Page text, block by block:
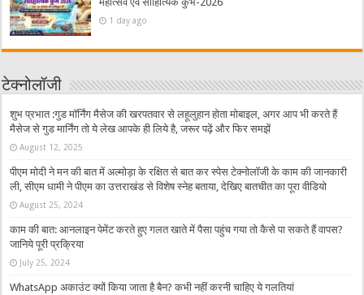
1 day ago
टेक्नोलॉजी
शुभ प्रभात :गुड मॉर्निंग मैसेज की खरपतवार से लहूलुहान होता मोबाइल, अगर आप भी करते हैं
मैसेज से गुड मार्निंग तो ये लेख आपके ही लिये है, जरूर पढ़ें और फिर समझें
August 12, 2025
पीएम मोदी ने मन की बात में अल्मोड़ा के रक्षित से बात कर स्पेस टेक्नोलॉजी के काम की जानकारी
ली, सीएम धामी ने पीएम का उत्तराखंड से विशेष स्नेह बताया, देखिए बातचीत का पूरा वीडियो
August 25, 2024
काम की बात: आनलाइन पेमेंट करते हुए गलत खाते में पैसा पहुंच गया तो कैसे पा सकते हैं वापस?
जानिये पूरी प्रक्रिया
July 25, 2024
WhatsApp अकाउंट क्यों किया जाता है बैन? कभी नहीं करनी चाहिए ये गलतियां